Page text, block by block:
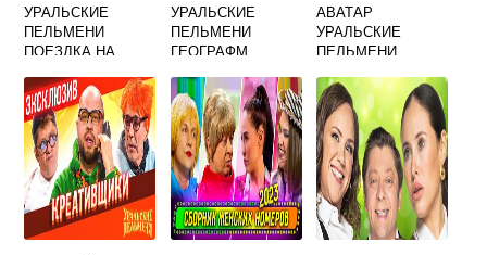
УРАЛЬСКИЕ
ПЕЛЬМЕНИ
ПОЕЗДКА НА
УРАЛЬСКИЕ
ПЕЛЬМЕНИ
ГЕОГРАФМ
ГЕОГРАФИИ
АВАТАР
УРАЛЬСКИЕ
ПЕЛЬМЕНИ